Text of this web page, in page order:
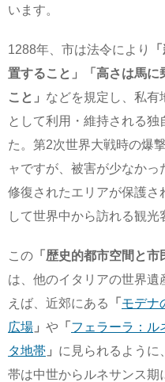
います。
1288年、市は法令により
置すること」
「高さは馬
こと」 などを規定し、私有
として利用・維持される
た。第2次世界大戦時の爆
ャですが、被害が少なか
修復されたエリアが保護さ
して世界中から訪れる観光
この 「歴史的都市空間と市
は、他のイタリアの世界遺
えば、近郊にある
「 モデナ
広場 」 や 「 フェラーラ：ル
タ地帯 」 に見られるように
帯は中世からルネサンス期